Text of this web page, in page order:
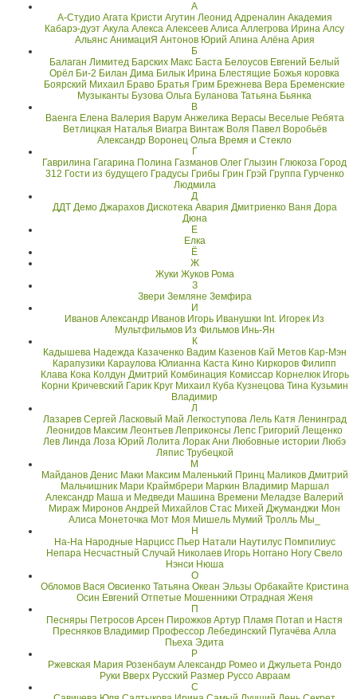
А
А-Студио Агата Кристи Агутин Леонид Адреналин Академия
Кабарэ-дуэт Акула Алекса Алексеев Алиса Аллегрова Ирина Алсу
Альянс АнимациЯ Антонов Юрий Апина Алёна Ария
Б
Балаган Лимитед Барских Макс Баста Белоусов Евгений Белый
Орёл Би-2 Билан Дима Билык Ирина Блестящие Божья коровка
Боярский Михаил Браво Братья Грим Брежнева Вера Бременские
Музыканты Бузова Ольга Буланова Татьяна Бьянка
В
Ваенга Елена Валерия Варум Анжелика Верасы Веселые Ребята
Ветлицкая Наталья Виагра Винтаж Воля Павел Воробьёв
Александр Воронец Ольга Время и Стекло
Г
Гаврилина Гагарина Полина Газманов Олег Глызин Глюкоза Город
312 Гости из будущего Градусы Грибы Грин Грэй Группа Гурченко
Людмила
Д
ДДТ Демо Джарахов Дискотека Авария Дмитриенко Ваня Дора
Дюна
Е
Елка
Ё
Ж
Жуки Жуков Рома
З
Звери Земляне Земфира
И
Иванов Александр Иванов Игорь Иванушки Int. Игорек Из
Мультфильмов Из Фильмов Инь-Ян
К
Кадышева Надежда Казаченко Вадим Казенов Кай Метов Кар-Мэн
Карапузики Караулова Юлианна Каста Кино Киркоров Филипп
Клава Кока Колдун Дмитрий Комбинация Комиссар Корнелюк Игорь
Корни Кричевский Гарик Круг Михаил Куба Кузнецова Тина Кузьмин
Владимир
Л
Лазарев Сергей Ласковый Май Легкоступова Лель Катя Ленинград
Леонидов Максим Леонтьев Леприконсы Лепс Григорий Лещенко
Лев Линда Лоза Юрий Лолита Лорак Ани Любовные истории Любэ
Ляпис Трубецкой
М
Майданов Денис Маки Максим Маленький Принц Маликов Дмитрий
Мальчишник Мари Краймбрери Маркин Владимир Маршал
Александр Маша и Медведи Машина Времени Меладзе Валерий
Мираж Миронов Андрей Михайлов Стас Михей Джуманджи Мон
Алиса Монеточка Мот Моя Мишель Мумий Тролль Мы_
Н
На-На Народные Нарцисс Пьер Натали Наутилус Помпилиус
Непара Несчастный Случай Николаев Игорь Ноггано Ногу Свело
Нэнси Нюша
О
Обломов Вася Овсиенко Татьяна Океан Эльзы Орбакайте Кристина
Осин Евгений Отпетые Мошенники Отрадная Женя
П
Песняры Петросов Арсен Пирожков Артур Пламя Потап и Настя
Пресняков Владимир Профессор Лебединский Пугачёва Алла
Пьеха Эдита
Р
Ржевская Мария Розенбаум Александр Ромео и Джульета Рондо
Руки Вверх Русский Размер Руссо Авраам
С